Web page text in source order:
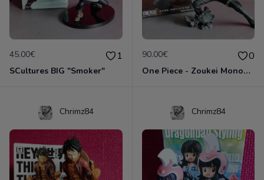
45.00€ 1
SCultures BIG "Smoker"
90.00€ 0
One Piece - Zoukei Monogatari -Blue- Portgas D. Ace
Chrimz84 Chrimz84